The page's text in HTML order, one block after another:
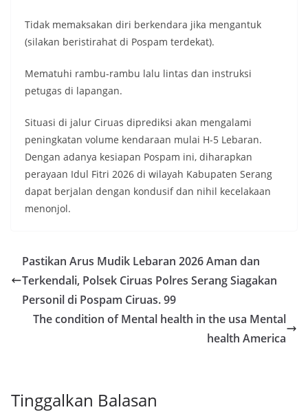
Tidak memaksakan diri berkendara jika mengantuk
(silakan beristirahat di Pospam terdekat).
Mematuhi rambu-rambu lalu lintas dan instruksi
petugas di lapangan.
Situasi di jalur Ciruas diprediksi akan mengalami
peningkatan volume kendaraan mulai H-5 Lebaran.
Dengan adanya kesiapan Pospam ini, diharapkan
perayaan Idul Fitri 2026 di wilayah Kabupaten Serang
dapat berjalan dengan kondusif dan nihil kecelakaan
menonjol.
Pastikan Arus Mudik Lebaran 2026 Aman dan
Terkendali, Polsek Ciruas Polres Serang Siagakan
Personil di Pospam Ciruas. 99
The condition of Mental health in the usa Mental
health America
Tinggalkan Balasan